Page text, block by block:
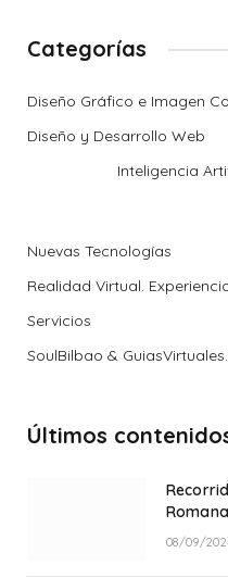
Categorías
Diseño Gráfico e Imagen
Diseño y Desarrollo Web
Inteligencia
Nuevas Tecnologías
Realidad Virtual.
Servicios
SoulBilbao &
Últimos
08/09/